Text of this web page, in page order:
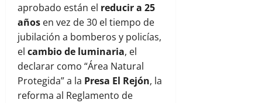
aprobado están el reducir a 25
años en vez de 30 el tiempo de
jubilación a bomberos y policías,
el cambio de luminaria, el
declarar como “Área Natural
Protegida” a la Presa El Rejón, la
reforma al Reglamento de